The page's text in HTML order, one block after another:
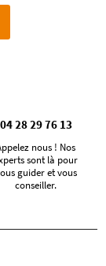
04 28 29 76 13
nous ! Nos
sont là pour
guider et vous
conseiller.